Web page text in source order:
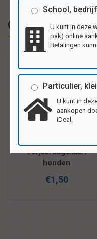
Gerelateerde
Verjaardagskaart
honden
€1,50
School,
U kunt in deze
pak) online
Betalingen
Particulier,
U kunt in
aankopen
iDeal.